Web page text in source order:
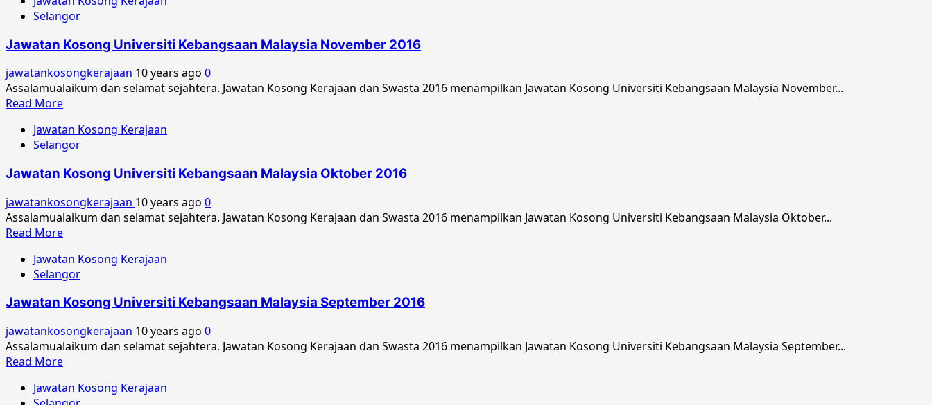
Selangor
Jawatan Kosong Universiti Kebangsaan Malaysia November 2016
jawatankosongkerajaan 10 years ago 0
Assalamualaikum dan selamat sejahtera. Jawatan Kosong Kerajaan dan Swasta 2016 menampilkan Jawatan Kosong Universiti Kebangsaan Malaysia November...
Read MoreRead
about
Jawatan
Universiti
Malaysia
November
2016
Jawatan Kosong Kerajaan
Selangor
Jawatan Kosong Universiti Kebangsaan Malaysia Oktober 2016
jawatankosongkerajaan 10 years ago 0
Assalamualaikum dan selamat sejahtera. Jawatan Kosong Kerajaan dan Swasta 2016 menampilkan Jawatan Kosong Universiti Kebangsaan Malaysia Oktober...
Read MoreRead
about
Jawatan
Universiti
Kebangsaan
Malaysia
Oktober
2016
Jawatan Kosong Kerajaan
Selangor
Jawatan Kosong Universiti Kebangsaan Malaysia September 2016
jawatankosongkerajaan 10 years ago 0
Assalamualaikum dan selamat sejahtera. Jawatan Kosong Kerajaan dan Swasta 2016 menampilkan Jawatan Kosong Universiti Kebangsaan Malaysia September...
Read MoreRead
about
Jawatan Kosong Kerajaan